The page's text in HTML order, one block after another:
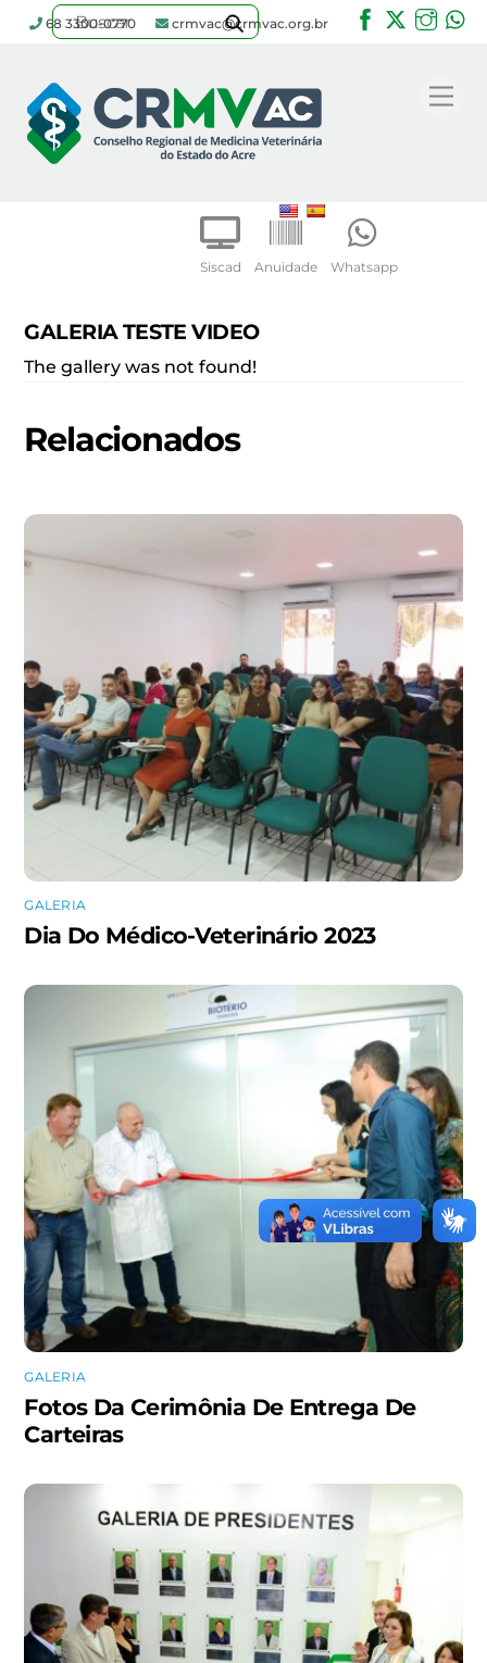
content
Siscad Anuidade Whatsapp
68 3300-0770 crmvac@crmvac.org.br
Facebook
Twitter
GALERIA TESTE VIDEO
The gallery was not found!
Relacionados
GALERIA
Dia Do Médico-Veterinário 2023
GALERIA
Fotos Da Cerimônia De Entrega De
Carteiras